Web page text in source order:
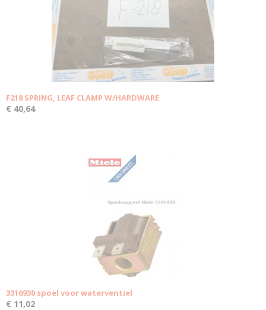
F218 SPRING, LEAF CLAMP W/HARDWARE
€ 40,64
3316930 spoel voor waterventiel
€ 11,02